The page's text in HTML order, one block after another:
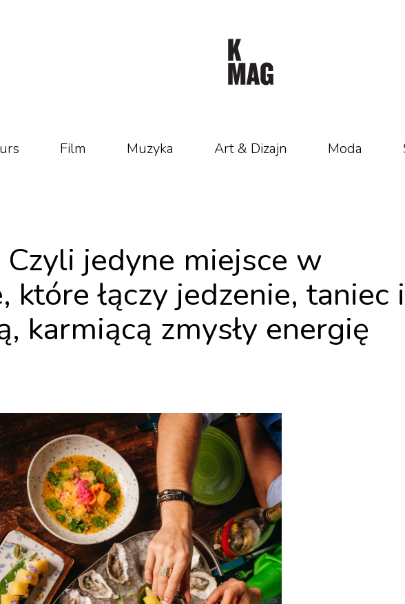
Film Muzyka Art & Dizajn Moda
jedyne miejsce w
które łączy jedzenie, taniec i
karmiącą zmysły energię